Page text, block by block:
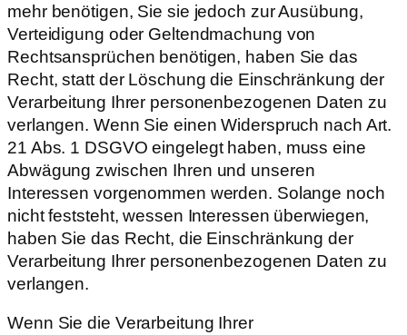
mehr benötigen, Sie sie jedoch zur Ausübung,
Verteidigung oder Geltendmachung von
Rechtsansprüchen benötigen, haben Sie das
Recht, statt der Löschung die Einschränkung der
Verarbeitung Ihrer personenbezogenen Daten zu
verlangen. Wenn Sie einen Widerspruch nach Art.
21 Abs. 1 DSGVO eingelegt haben, muss eine
Abwägung zwischen Ihren und unseren
Interessen vorgenommen werden. Solange noch
nicht feststeht, wessen Interessen überwiegen,
haben Sie das Recht, die Einschränkung der
Verarbeitung Ihrer personenbezogenen Daten zu
verlangen.
Wenn Sie die Verarbeitung Ihrer